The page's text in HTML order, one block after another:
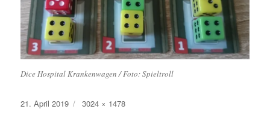
Dice Hospital Krankenwagen / Foto: Spieltroll
Veröffentlicht
21. April 2019 Originalgröße
3024 × 1478